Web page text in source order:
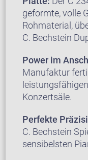
geformte, volle
Rohmaterial,
C. Bechstein
Power im
Manufaktur
Konzertsäle.
Perfekte
C. Bechstein
sensibelsten